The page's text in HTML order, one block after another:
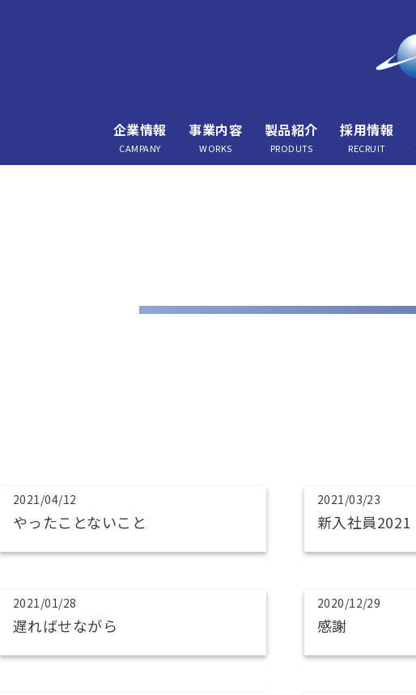
企業情報
CAMPANY
事業内容
WORKS
製品紹介
PRODUTS
採用情報
RECRUIT
2021/04/12
やったことないこと
2021/03/23
新入社員2021
2021/01/28
遅ればせながら
2020/12/29
感謝